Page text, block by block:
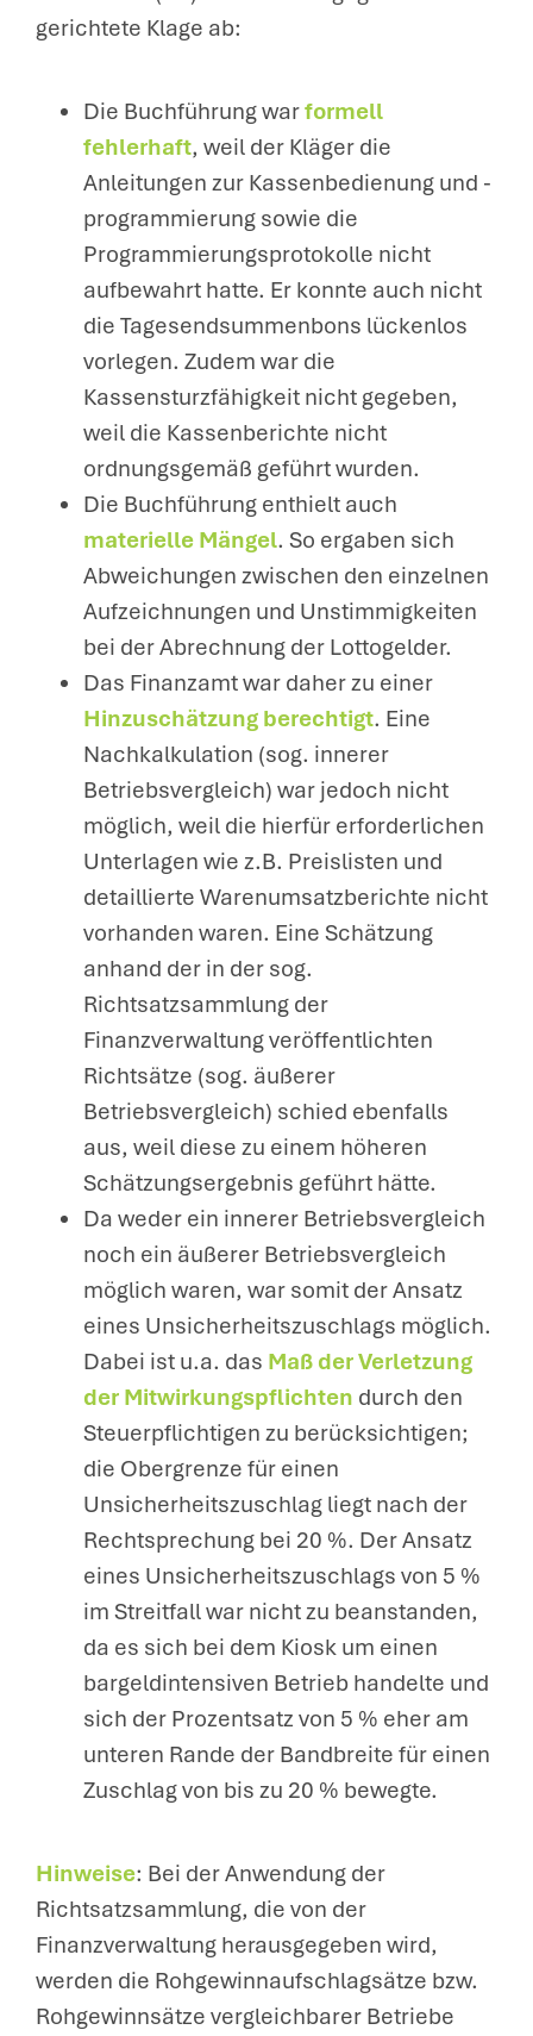
gerichtete Klage ab:
Die Buchführung warformell
fehlerhaft, weil der Kläger die
Anleitungen zur Kassenbedienung und -
programmierung sowie die
Programmierungsprotokolle nicht
aufbewahrt hatte. Er konnte auch nicht
die Tagesendsummenbons lückenlos
vorlegen. Zudem war die
Kassensturzfähigkeit nicht gegeben,
weil die Kassenberichte nicht
ordnungsgemäß geführt wurden.
Die Buchführung enthielt auch
materielle Mängel. So ergaben sich
Abweichungen zwischen den einzelnen
Aufzeichnungen und Unstimmigkeiten
bei der Abrechnung der Lottogelder.
Das Finanzamt war daher zu einer
Hinzuschätzung berechtigt. Eine
Nachkalkulation (sog. innerer
Betriebsvergleich) war jedoch nicht
möglich, weil die hierfür erforderlichen
Unterlagen wie z.B. Preislisten und
detaillierte Warenumsatzberichte nicht
vorhanden waren. Eine Schätzung
anhand der in der sog.
Richtsatzsammlung der
Finanzverwaltung veröffentlichten
Richtsätze (sog. äußerer
Betriebsvergleich) schied ebenfalls
aus, weil diese zu einem höheren
Schätzungsergebnis geführt hätte.
Da weder ein innerer Betriebsvergleich
noch ein äußerer Betriebsvergleich
möglich waren, war somit der Ansatz
eines Unsicherheitszuschlags möglich.
Dabei ist u.a. das Maß der Verletzung
der Mitwirkungspflichten durch den
Steuerpflichtigen zu berücksichtigen;
die Obergrenze für einen
Unsicherheitszuschlag liegt nach der
Rechtsprechung bei 20 %. Der Ansatz
eines Unsicherheitszuschlags von 5 %
im Streitfall war nicht zu beanstanden,
da es sich bei dem Kiosk um einen
bargeldintensiven Betrieb handelte und
sich der Prozentsatz von 5 % eher am
unteren Rande der Bandbreite für einen
Zuschlag von bis zu 20 % bewegte.
Hinweise: Bei der Anwendung der
Richtsatzsammlung, die von der
Finanzverwaltung herausgegeben wird,
werden die Rohgewinnaufschlagsätze bzw.
Rohgewinnsätze vergleichbarer Betriebe